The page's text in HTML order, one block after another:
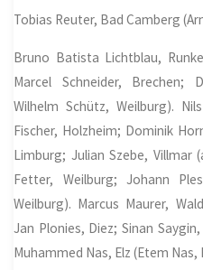
Tobias Reuter, Bad Camberg
Bruno Batista Lichtblau,
Marcel Schneider, Brechen;
Wilhelm Schütz, Weilburg).
Fischer, Holzheim; Dominik
Limburg; Julian Szebe, Villmar
Fetter, Weilburg; Johann
Weilburg). Marcus Maurer,
Jan Plonies, Diez; Sinan
Muhammed Nas, Elz (Etem Nas,